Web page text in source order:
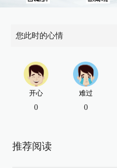
您此时的心情
开心
0
难过
0
推荐阅读